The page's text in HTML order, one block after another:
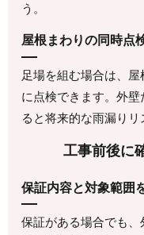
う。
屋根まわりの同時点
足場を組む場合は、
に点検できます。外
ると将来的な雨漏りリ
工事前後に
保証内容と対象範囲
保証がある場合でも